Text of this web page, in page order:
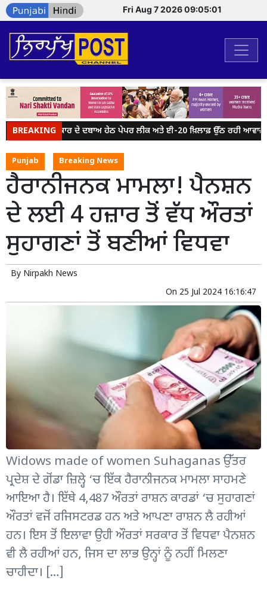
Fri Aug 7 2026 09:05:01
BREAKING
ਮੋਦੀ ਸਰਕਾਰ ਦੇ ਦਬਾਅ ਹੇਠ ਪੇਪਰ ਲੀਕ ਅਤੇ ਈ-20 ਖ਼ਿਲਾਫ਼ ਉੱਠ ਰਹੀ ਆਵਾਜ਼ ਨੂੰ
Punjab Breaking News
ਹੈਰਾਨੀਜਨਕ ਮਾਮਲਾ! ਪੈਨਸ਼ਨ
ਦੇ ਲਈ 4 ਹਜ਼ਾਰ ਤੋਂ ਵੱਧ ਔਰਤਾਂ
ਸੁਹਾਗਣਾਂ ਤੋਂ ਬਣੀਆਂ ਵਿਧਵਾ
By Nirpakh News
On 25 Jul 2024 16:16:47
Widows made of women Suhaganas ਉੱਤਰ
ਪ੍ਰਦੇਸ਼ ਦੇ ਗੋਂਡਾ ਜ਼ਿਲ੍ਹੇ ‘ਚ ਇੱਕ ਹੈਰਾਨੀਜਨਕ ਮਾਮਲਾ ਸਾਹਮਣੇ
ਆਇਆ ਹੈ। ਇੱਥੇ 4,487 ਔਰਤਾਂ ਰਾਸ਼ਨ ਕਾਰਡਾਂ ‘ਚ ਸੁਹਾਗਣਾਂ
ਔਰਤਾਂ ਵਜੋਂ ਰਜਿਸਟਰਡ ਹਨ ਅਤੇ ਆਪਣਾ ਰਾਸ਼ਨ ਲੈ ਰਹੀਆਂ
ਹਨ। ਇਸ ਤੋਂ ਇਲਾਵਾ ਉਹੀ ਔਰਤਾਂ ਸਰਕਾਰ ਤੋਂ ਵਿਧਵਾ ਪੈਨਸ਼ਨ
ਵੀ ਲੈ ਰਹੀਆਂ ਹਨ, ਜਿਸ ਦਾ ਲਾਭ ਉਨ੍ਹਾਂ ਨੂੰ ਨਹੀਂ ਮਿਲਣਾ
ਚਾਹੀਦਾ। […]